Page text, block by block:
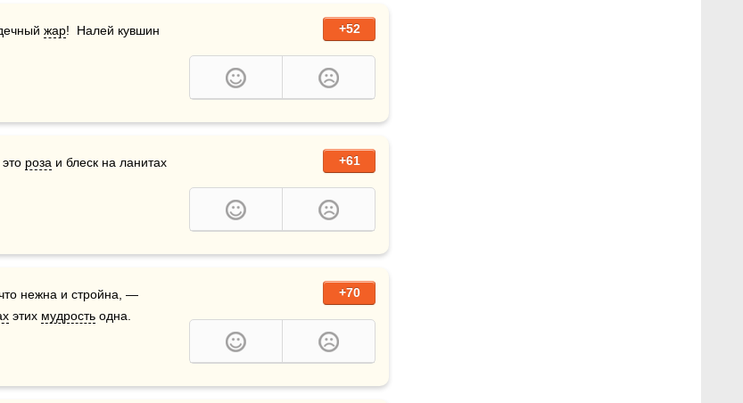
+52
жар!  Налей кувшин
+61
роза и блеск на ланитах
+70
нежна и стройна, —
этих мудрость одна.